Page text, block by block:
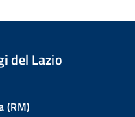
del Lazio
(RM)